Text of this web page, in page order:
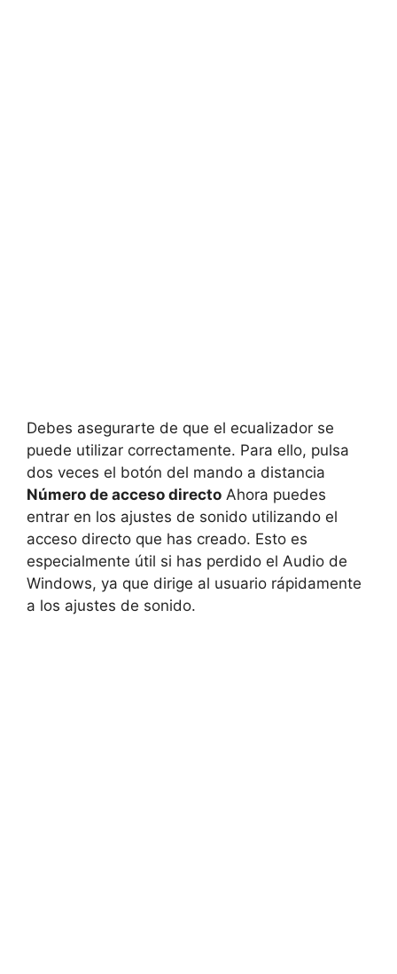
Debes asegurarte de que el ecualizador se
puede utilizar correctamente. Para ello, pulsa
dos veces el botón del mando a distancia
Número de acceso directo Ahora puedes
entrar en los ajustes de sonido utilizando el
acceso directo que has creado. Esto es
especialmente útil si has perdido el Audio de
Windows, ya que dirige al usuario rápidamente
a los ajustes de sonido.